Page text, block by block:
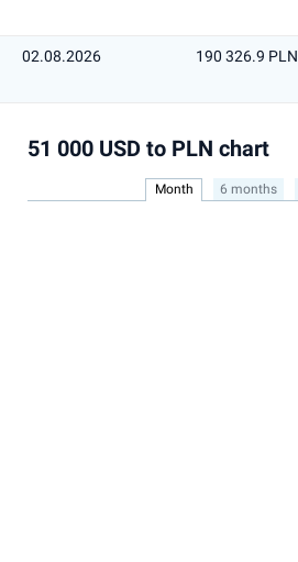
02.08.2026 190 326.9 PLN
51 000 USD to PLN chart
Month 6 months